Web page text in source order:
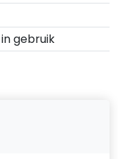
gebruik